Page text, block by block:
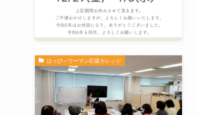
はっぴ～ウーマン応援カレッジ